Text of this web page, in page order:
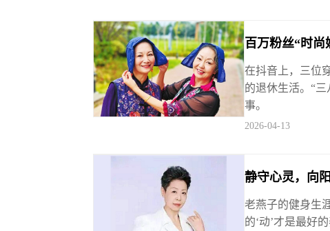
百万粉丝“时
在抖音上，三位
的退休生活。“
事。
2026-04-13
静守心灵，向
老燕子的健身生
的‘动’才是最好